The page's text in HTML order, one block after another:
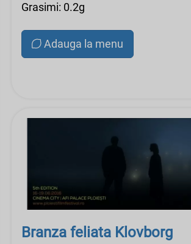
Grasimi: 0.2g
Adauga la menu
Branza feliata Klovborg